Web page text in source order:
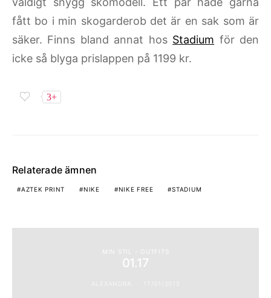
fått bo i min skogarderob det är en sak som är
säker. Finns bland annat hos Stadium för den
icke så blyga prislappen på 1199 kr.
3+
Relaterade ämnen
AZTEK PRINT NIKE NIKE FREE STADIUM
MIN STIL - OUTFITS
01.17